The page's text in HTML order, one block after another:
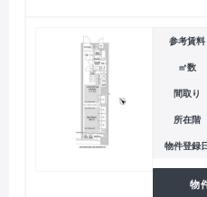
参考賃料
㎡数
間取り
所在階
物件登録
物